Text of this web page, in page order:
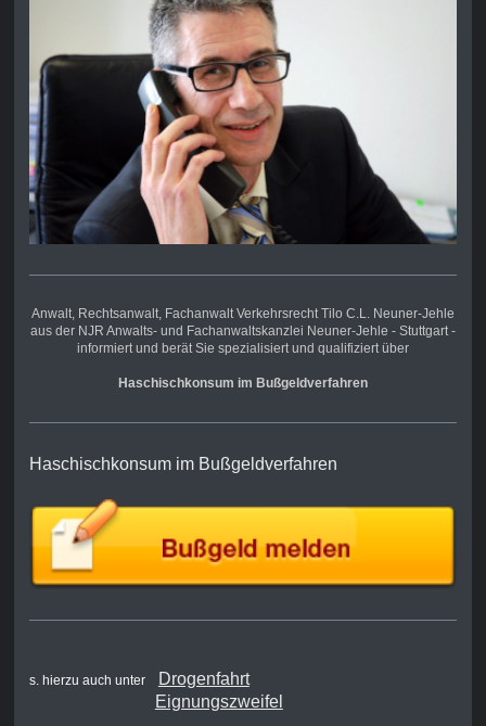
Anwalt, Rechtsanwalt, Fachanwalt VerkehrsrechtTilo C.L. Neuner-Jehle
aus der NJR Anwalts- und Fachanwaltskanzlei Neuner-Jehle - Stuttgart -
informiert und berät Sie spezialisiert und qualifiziert über
Haschischkonsum im Bußgeldverfahren
Haschischkonsum im Bußgeldverfahren
s. hierzu auch unter
Drogenfahrt
Eignungszweifel